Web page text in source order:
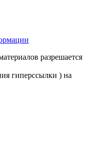
разрешается
гиперссылки ) на